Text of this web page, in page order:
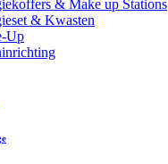
& Make up Stations
& Kwasten
Up